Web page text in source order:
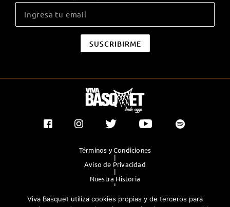
Términos y Condiciones
|
Aviso de Privacidad
|
Nuestra Historia
|
|
Viva Basquet utiliza cookies propias y de terceros para